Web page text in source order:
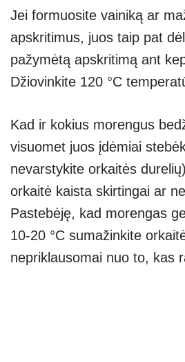
Jei formuosite vainiką ar
apskritimus, juos taip pat
pažymėtą apskritimą ant
Džiovinkite 120 °C
Kad ir kokius morengus
visuomet juos įdėmiai
nevarstykite orkaitės
orkaitė kaista skirtingai ar
Pastebėję, kad morengas
10-20 °C sumažinkite
nepriklausomai nuo to, kas